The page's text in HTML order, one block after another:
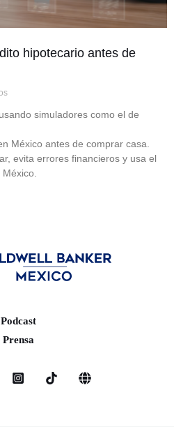
hipotecario antes de
simuladores como el de
México antes de comprar casa.
evita errores financieros y usa el
Podcast
Prensa